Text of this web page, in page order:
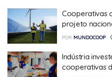
Cooperativas
projeto
POR MUNDOCOOP
Indústria
cooperativas